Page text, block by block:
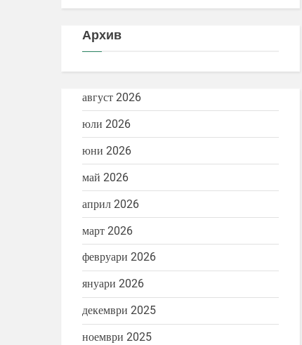
Архив
август 2026
юли 2026
юни 2026
май 2026
април 2026
март 2026
февруари 2026
януари 2026
декември 2025
ноември 2025